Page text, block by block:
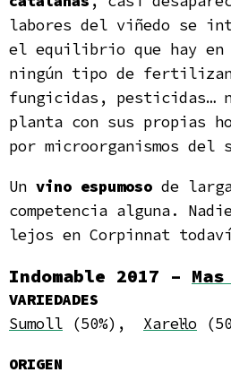
labores del viñedo se
el equilibrio que hay en
ningún tipo de
fungicidas, pesticidas…
planta con sus propias
por microorganismos del
Un vino espumoso de
competencia alguna.
lejos en Corpinnat
Indomable 2017 –
VARIEDADES
Sumoll (50%), Xarel·lo
ORIGEN